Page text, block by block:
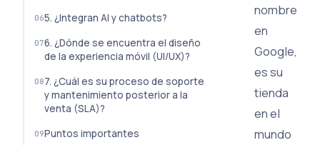
5. ¿Integran AI y chatbots?
6. ¿Dónde se encuentra el diseño
de la experiencia móvil (UI/UX)?
7. ¿Cuál es su proceso de soporte
y mantenimiento posterior a la
venta (SLA)?
Puntos importantes
nombre
en
Google,
es su
tienda
en el
mundo